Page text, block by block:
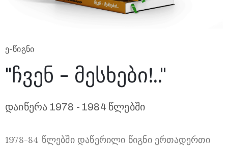
Ე-ᲬᲘᲒᲜᲘ
"ჩვენ - მესხები!.."
დაიწერა 1978 - 1984 წლებში
1978-84 წლებში დაწერილი წიგნი ერთადერთი